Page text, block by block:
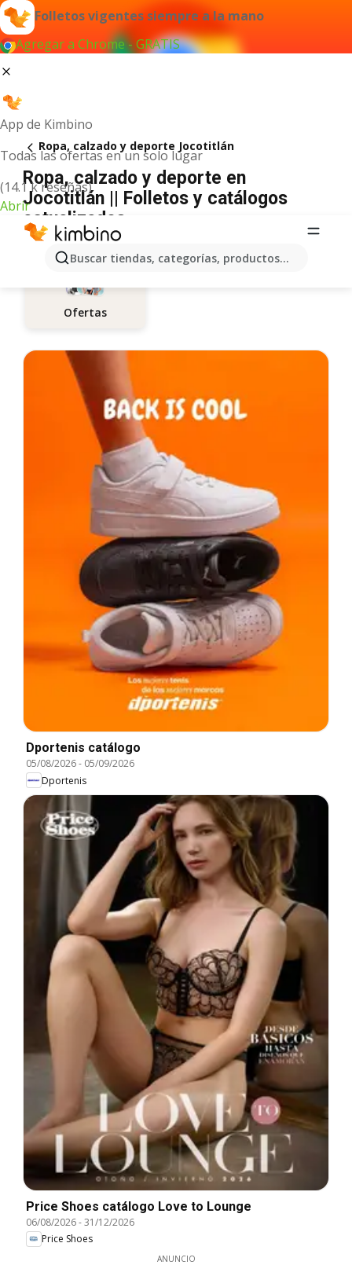
Folletos vigentes siempre a la mano
Agregar a Chrome - GRATIS
App de Kimbino
Todas las ofertas en un solo lugar
(14.1 k reseñas)
Abrir
Buscar tiendas, categorías, productos...
Ropa, calzado y deporte Jocotitlán
Ropa, calzado y deporte en
Jocotitlán || Folletos y catálogos
actualizados
Ofertas
Dportenis catálogo
05/08/2026- 05/09/2026
Dportenis
Price Shoes catálogo Love to Lounge
06/08/2026-31/12/2026
Price Shoes
ANUNCIO